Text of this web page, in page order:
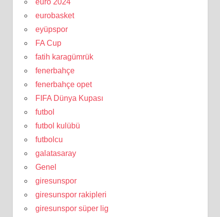
euro 2024
eurobasket
eyüpspor
FA Cup
fatih karagümrük
fenerbahçe
fenerbahçe opet
FIFA Dünya Kupası
futbol
futbol kulübü
futbolcu
galatasaray
Genel
giresunspor
giresunspor rakipleri
giresunspor süper lig